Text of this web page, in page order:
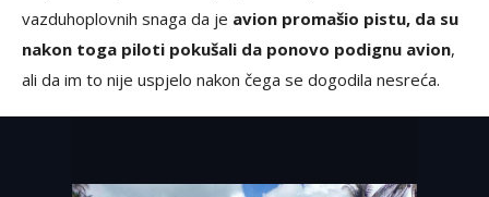
vazduhoplovnih snaga da je avion promašio pistu, da su
nakon toga piloti pokušali da ponovo podignu avion,
ali da im to nije uspjelo nakon čega se dogodila nesreća.